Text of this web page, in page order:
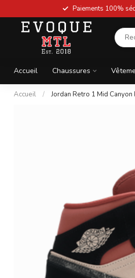
Paiements 100%
Accueil Chaussures
Accueil / Jordan Retro 1 Mid Canyon